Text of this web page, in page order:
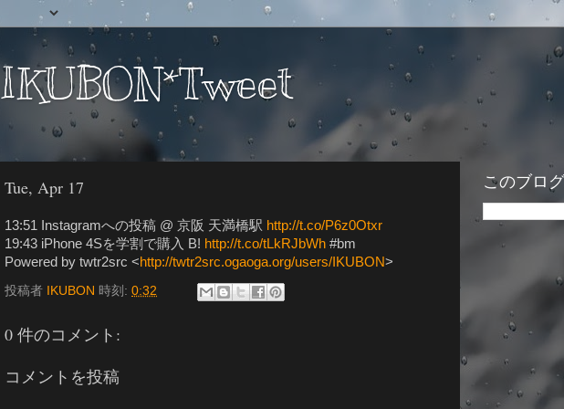
IKUBON*Tweet
Tue, Apr 17
13:51 Instagramへの投稿 @ 京阪 天満橋駅 http://t.co/P6z0Otxr
19:43 iPhone 4Sを学割で購入 B! http://t.co/tLkRJbWh #bm
Powered by twtr2src <http://twtr2src.ogaoga.org/users/IKUBON>
投稿者 IKUBON 時刻: 0:32
0 件のコメント:
コメントを投稿
このブロ